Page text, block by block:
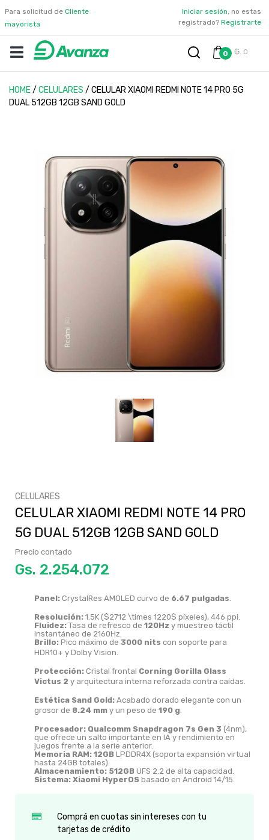
Para solicitud de Cliente
mayorista
Iniciar sesión, no estas
registrado? Registrarte
0 ₲. 0
HOME/ CELULARES / CELULAR XIAOMI REDMI NOTE 14 PRO 5G
DUAL 512GB 12GB SAND GOLD
CELULARES
CELULAR XIAOMI REDMI NOTE 14 PRO
5G DUAL 512GB 12GB SAND GOLD
Precio contado
Gs.
Panel: CrystalRes AMOLED curvo de 6.67 pulgadas
Resolución: 1.5K ($2712 \times 1220$ píxeles), 446 ppi.
Fluidez: Tasa de refresco de 120Hz y muestreo táctil
instantáneo de 2160Hz.
Brillo: Pico máximo de 3000 nits con soporte para
HDR10+ y Dolby Vision.
Protección: Cristal frontal Corning Gorilla Glass
Victus 2 y arquitectura interna reforzada contra caídas.
Estética Sand Gold: Acabado dorado elegante con un
grosor de 8.24 mm y un peso de 190 g
Procesador: Qualcomm Snapdragon 7s Gen 3 (4nm),
que ofrece un salto importante en IA y rendimiento en
juegos frente a la serie anterior.
Memoria RAM: 12GB LPDDR4X (soporta expansión virtual
hasta 24GB totales).
Almacenamiento: 512GB UFS 2.2 de alta capacidad.
Sistema: Xiaomi HyperOS basado en Android 14/15.
Comprá en cuotas sin intereses con tu
tarjetas de crédito